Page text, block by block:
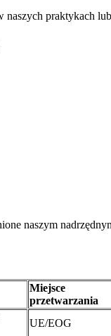
praktykach
naszym
Miejsce
przetwarzania
UE/EOG